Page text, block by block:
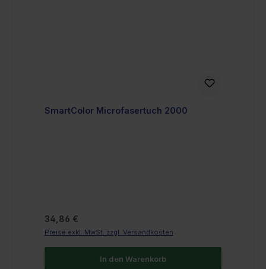
SmartColor Microfasertuch 2000
Regulärer Preis:
34,86 €
Preise exkl. MwSt. zzgl. Versandkosten
In den Warenkorb